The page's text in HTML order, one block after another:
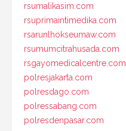
rsumalikasim.com
rsuprimaintimedika.com
rsarunlhokseumaw.com
rsumumcitrahusada.com
rsgayomedicalcentre.com
polresjakarta.com
polresdago.com
polressabang.com
polresdenpasar.com